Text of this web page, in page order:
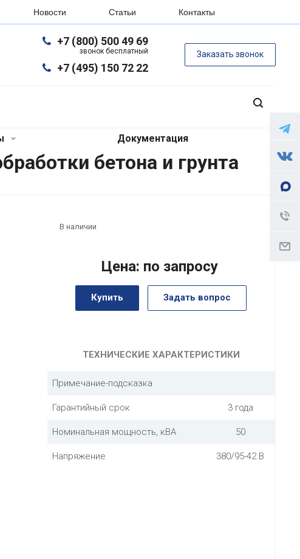
Новости Статьи Контакты
+7 (800) 500 49 69
звонок бесплатный
+7 (495) 150 72 22
Заказать звонок
Документация
бетона и грунта
В наличии
Цена: по запросу
Купить Задать вопрос
ТЕХНИЧЕСКИЕ ХАРАКТЕРИСТИКИ
Примечание-подсказка
Гарантийный срок 3 года
Номинальная мощность, кВА 50
Напряжение 380/95-42 В